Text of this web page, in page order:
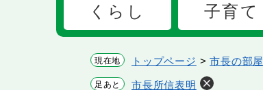
くらし 子育て
現在地 トップページ >市長の部屋
足あと 市長所信表明